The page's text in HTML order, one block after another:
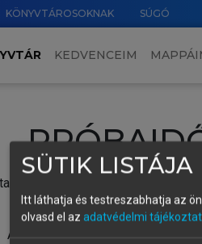
KÖNYVTÁROSOKNAK SÚGÓ
KEDVENCEIM
megtekintéséhez lépj be
Új felhasználóként1
A próbaidőszak elindításához,
SÜTIK LISTÁJA
Itt láthatja és testreszabhatja az
olvasd el az adatvédelmi